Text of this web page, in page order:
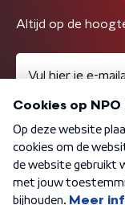
Altijd op de
Algemene